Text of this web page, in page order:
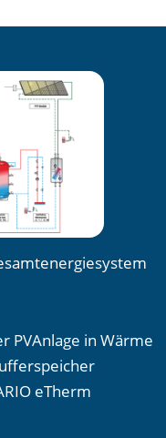
PVAnlage in Wärme
eTherm